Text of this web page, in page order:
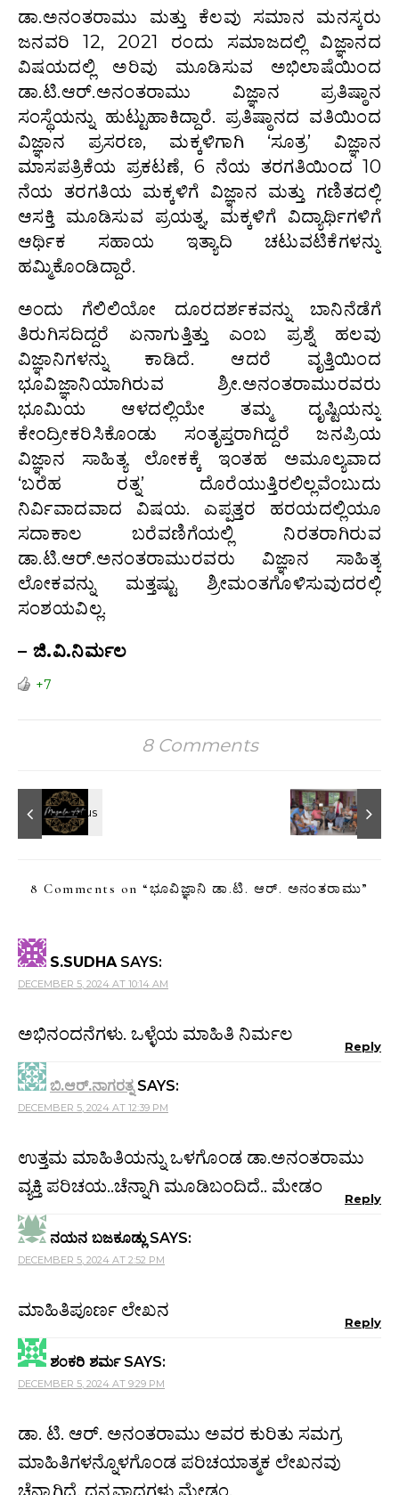
ಡಾ.ಅನಂತರಾಮು ಮತ್ತು ಕೆಲವು ಸಮಾನ ಮನಸ್ಕರು
ಜನವರಿ 12, 2021 ರಂದು ಸಮಾಜದಲ್ಲಿ ವಿಜ್ಞಾನದ
ವಿಷಯದಲ್ಲಿ ಅರಿವು ಮೂಡಿಸುವ ಅಭಿಲಾಷೆಯಿಂದ
ಡಾ.ಟಿ.ಆರ್.ಅನಂತರಾಮು ವಿಜ್ಞಾನ ಪ್ರತಿಷ್ಠಾನ
ಸಂಸ್ಥೆಯನ್ನು ಹುಟ್ಟುಹಾಕಿದ್ದಾರೆ. ಪ್ರತಿಷ್ಠಾನದ ವತಿಯಿಂದ
ವಿಜ್ಞಾನ ಪ್ರಸರಣ, ಮಕ್ಕಳಿಗಾಗಿ ‘ಸೂತ್ರ’ ವಿಜ್ಞಾನ
ಮಾಸಪತ್ರಿಕೆಯ ಪ್ರಕಟಣೆ, 6 ನೆಯ ತರಗತಿಯಿಂದ 10
ನೆಯ ತರಗತಿಯ ಮಕ್ಕಳಿಗೆ ವಿಜ್ಞಾನ ಮತ್ತು ಗಣಿತದಲ್ಲಿ
ಆಸಕ್ತಿ ಮೂಡಿಸುವ ಪ್ರಯತ್ನ, ಮಕ್ಕಳಿಗೆ ವಿದ್ಯಾರ್ಥಿಗಳಿಗೆ
ಆರ್ಥಿಕ ಸಹಾಯ ಇತ್ಯಾದಿ ಚಟುವಟಿಕೆಗಳನ್ನು
ಹಮ್ಮಿಕೊಂಡಿದ್ದಾರೆ.
ಅಂದು ಗೆಲಿಲಿಯೋ ದೂರದರ್ಶಕವನ್ನು ಬಾನಿನೆಡೆಗೆ
ತಿರುಗಿಸದಿದ್ದರೆ ಏನಾಗುತ್ತಿತ್ತು ಎಂಬ ಪ್ರಶ್ನೆ ಹಲವು
ವಿಜ್ಞಾನಿಗಳನ್ನು ಕಾಡಿದೆ. ಆದರೆ ವೃತ್ತಿಯಿಂದ
ಭೂವಿಜ್ಞಾನಿಯಾಗಿರುವ ಶ್ರೀ.ಅನಂತರಾಮುರವರು
ಭೂಮಿಯ ಆಳದಲ್ಲಿಯೇ ತಮ್ಮ ದೃಷ್ಟಿಯನ್ನು
ಕೇಂದ್ರೀಕರಿಸಿಕೊಂಡು ಸಂತೃಪ್ತರಾಗಿದ್ದರೆ ಜನಪ್ರಿಯ
ವಿಜ್ಞಾನ ಸಾಹಿತ್ಯ ಲೋಕಕ್ಕೆ ಇಂತಹ ಅಮೂಲ್ಯವಾದ
‘ಬರೆಹ ರತ್ನ’ ದೊರೆಯುತ್ತಿರಲಿಲ್ಲವೆಂಬುದು
ನಿರ್ವಿವಾದವಾದ ವಿಷಯ. ಎಪ್ಪತ್ತರ ಹರಯದಲ್ಲಿಯೂ
ಸದಾಕಾಲ ಬರೆವಣಿಗೆಯಲ್ಲಿ ನಿರತರಾಗಿರುವ
ಡಾ.ಟಿ.ಆರ್.ಅನಂತರಾಮುರವರು ವಿಜ್ಞಾನ ಸಾಹಿತ್ಯ
ಲೋಕವನ್ನು ಮತ್ತಷ್ಟು ಶ್ರೀಮಂತಗೊಳಿಸುವುದರಲ್ಲಿ
ಸಂಶಯವಿಲ್ಲ.
– ಜಿ.ವಿ.ನಿರ್ಮಲ
+7
8 Comments
8 Comments on “ಭೂವಿಜ್ಞಾನಿ ಡಾ.ಟಿ. ಆರ್. ಅನಂತರಾಮು”
S.SUDHA SAYS:
DECEMBER 5, 2024 AT 10:14 AM
ಅಭಿನಂದನೆಗಳು. ಒಳ್ಳೆಯ ಮಾಹಿತಿ ನಿರ್ಮಲ
Reply
ಬಿ.ಆರ್.ನಾಗರತ್ನ SAYS:
DECEMBER 5, 2024 AT 12:39 PM
ಉತ್ತಮ ಮಾಹಿತಿಯನ್ನು ಒಳಗೊಂಡ ಡಾ.ಅನಂತರಾಮು
ವ್ಯಕ್ತಿ ಪರಿಚಯ..ಚೆನ್ನಾಗಿ ಮೂಡಿಬಂದಿದೆ.. ಮೇಡಂ
Reply
ನಯನ ಬಜಕೂಡ್ಲು SAYS:
DECEMBER 5, 2024 AT 2:52 PM
ಮಾಹಿತಿಪೂರ್ಣ ಲೇಖನ
Reply
ಶಂಕರಿ ಶರ್ಮ SAYS:
DECEMBER 5, 2024 AT 9:29 PM
ಡಾ. ಟಿ. ಆರ್. ಅನಂತರಾಮು ಅವರ ಕುರಿತು ಸಮಗ್ರ
ಮಾಹಿತಿಗಳನ್ನೊಳಗೊಂಡ ಪರಿಚಯಾತ್ಮಕ ಲೇಖನವು